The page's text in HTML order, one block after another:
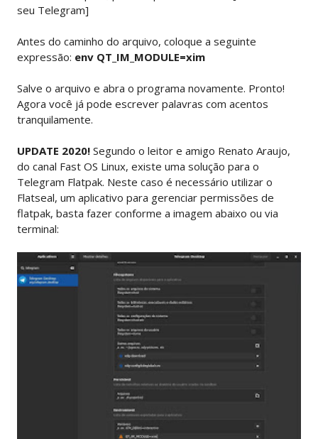
seu Telegram]
Antes do caminho do arquivo, coloque a seguinte
expressão: env QT_IM_MODULE=xim
Salve o arquivo e abra o programa novamente. Pronto!
Agora você já pode escrever palavras com acentos
tranquilamente.
UPDATE 2020!Segundo o leitor e amigo Renato Araujo,
do canal Fast OS Linux, existe uma solução para o
Telegram Flatpak. Neste caso é necessário utilizar o
Flatseal, um aplicativo para gerenciar permissões de
flatpak, basta fazer conforme a imagem abaixo ou via
terminal: